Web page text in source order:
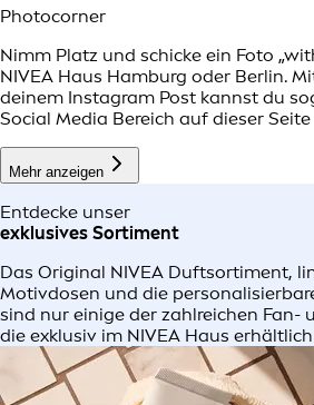
Photocorner
Nimm Platz und schicke ein Foto
NIVEA Haus Hamburg oder Berlin.
deinem Instagram Post kannst du
Social Media Bereich auf dieser Seite
Mehr anzeigen
Entdecke unser
exklusives Sortiment
Das Original NIVEA Duftsortiment,
Motivdosen und die
sind nur einige der zahlreichen Fan-
die exklusiv im NIVEA Haus